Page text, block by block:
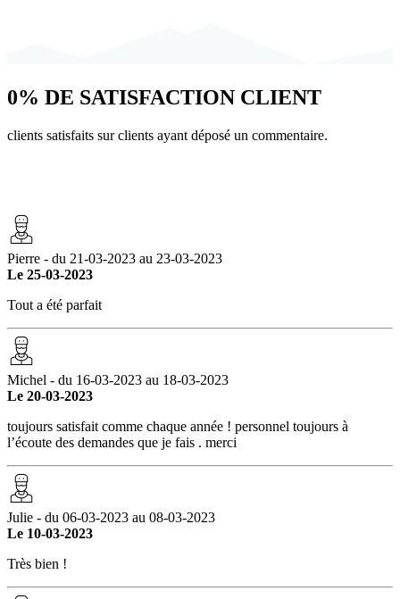
0% DE SATISFACTION CLIENT
clients satisfaits sur clients ayant déposé un commentaire.
Pierre - du 21-03-2023 au 23-03-2023
Le 25-03-2023
Tout a été parfait
Michel - du 16-03-2023 au 18-03-2023
Le 20-03-2023
toujours satisfait comme chaque année ! personnel toujours à
l’écoute des demandes que je fais . merci
Julie - du 06-03-2023 au 08-03-2023
Le 10-03-2023
Très bien !